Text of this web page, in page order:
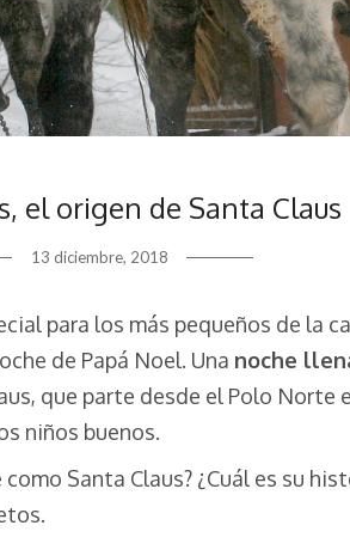
el origen de Santa Claus
13 diciembre, 2018
para los más pequeños de la
de Papá Noel. Una noche
que parte desde el Polo Norte
niños buenos.
Santa Claus? ¿Cuál es su